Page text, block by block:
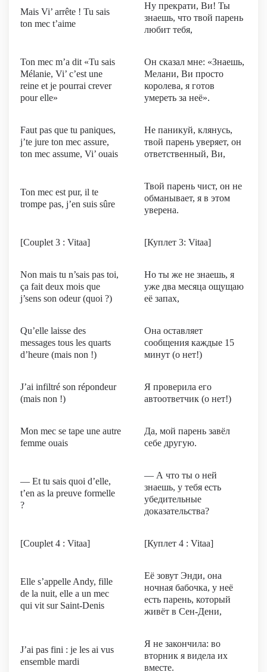
Mais Vi’ arrête ! Tu sais
ton mec t’aime
Ну прекрати, Ви! Ты
знаешь, что твой парень
любит тебя,
Ton mec m’a dit «Tu sais
Mélanie, Vi’ c’est une
reine et je pourrai crever
pour elle»
Он сказал мне: «Знаешь,
Мелани, Ви просто
королева, я готов
умереть за неё».
Faut pas que tu paniques,
j’te jure ton mec assure,
ton mec assume, Vi’ ouais
Не паникуй, клянусь,
твой парень уверяет, он
ответственный, Ви,
Ton mec est pur, il te
trompe pas, j’en suis sûre
Твой парень чист, он не
обманывает, я в этом
уверена.
[Couplet 3 : Vitaa] [Куплет 3: Vitaa]
Non mais tu n’sais pas toi,
ça fait deux mois que
j’sens son odeur (quoi ?)
Но ты же не знаешь, я
уже два месяца ощущаю
её запах,
Qu’elle laisse des
messages tous les quarts
d’heure (mais non !)
Она оставляет
сообщения каждые 15
минут (о нет!)
J’ai infiltré son répondeur
(mais non !)
Я проверила его
автоответчик (о нет!)
Mon mec se tape une autre
femme ouais
Да, мой парень завёл
себе другую.
— Et tu sais quoi d’elle,
t’en as la preuve formelle
?
— А что ты о ней
знаешь, у тебя есть
убедительные
доказательства?
[Couplet 4 : Vitaa] [Куплет 4 : Vitaa]
Elle s’appelle Andy, fille
de la nuit, elle a un mec
qui vit sur Saint-Denis
Её зовут Энди, она
ночная бабочка, у неё
есть парень, который
живёт в Сен-Дени,
J’ai pas fini : je les ai vus
ensemble mardi
Я не закончила: во
вторник я видела их
вместе.